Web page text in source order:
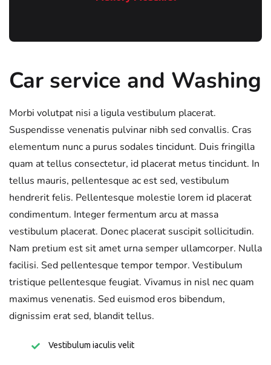
Car service and Washing
Morbi volutpat nisi a ligula vestibulum placerat.
Suspendisse venenatis pulvinar nibh sed convallis. Cras
elementum nunc a purus sodales tincidunt. Duis fringilla
quam at tellus consectetur, id placerat metus tincidunt. In
tellus mauris, pellentesque ac est sed, vestibulum
hendrerit felis. Pellentesque molestie lorem id placerat
condimentum. Integer fermentum arcu at massa
vestibulum placerat. Donec placerat suscipit sollicitudin.
Nam pretium est sit amet urna semper ullamcorper. Nulla
facilisi. Sed pellentesque tempor tempor. Vestibulum
tristique pellentesque feugiat. Vivamus in nisl nec quam
maximus venenatis. Sed euismod eros bibendum,
dignissim erat sed, blandit tellus.
Vestibulum iaculis velit